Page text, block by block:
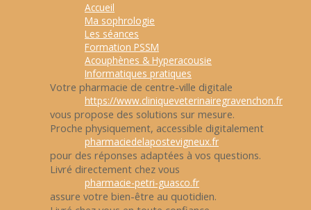
Accueil
Ma sophrologie
Les séances
Formation PSSM
Acouphènes & Hyperacousie
Informatiques pratiques
Votre pharmacie de centre-ville digitale
https://www.cliniqueveterinairegravenchon.fr
vous propose des solutions sur mesure.
Proche physiquement, accessible digitalement
pharmaciedelapostevigneux.fr
pour des réponses adaptées à vos questions.
Livré directement chez vous
pharmacie-petri-guasco.fr
assure votre bien-être au quotidien.